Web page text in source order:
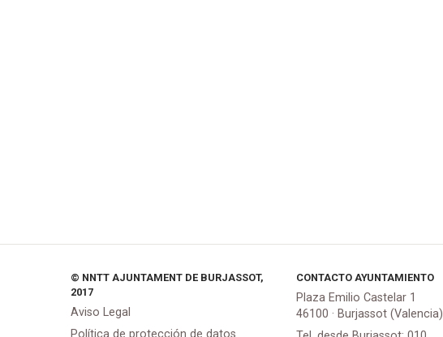
© NNTT AJUNTAMENT DE BURJASSOT,
2017
Aviso Legal
CONTACTO AYUNTAMIENTO
Plaza Emilio Castelar 1
46100 · Burjassot (Valencia)